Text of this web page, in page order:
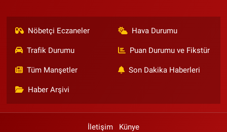
Nöbetçi Eczaneler Hava Durumu
Trafik Durumu Puan Durumu ve Fikstür
Tüm Manşetler Son Dakika Haberleri
Haber Arşivi
İletişim Künye